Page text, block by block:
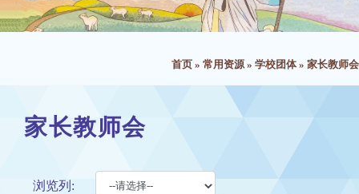
首页 » 常用资源» 学校团体» 家长教师会
家长教师会
浏览列: